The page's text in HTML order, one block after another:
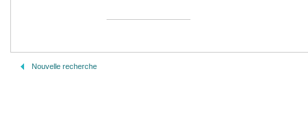
Nouvelle recherche